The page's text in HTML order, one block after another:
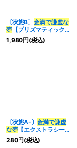
〔状態B〕 金満で謙虚な
壺【プリズマティックシ
ークレット】{BLVO-
JP065}《魔法》
1,980円(税込)
〔状態A-〕 金満で謙虚
な壺【エクストラシーク
レット】{RC04-
JP067}《魔法》
280円(税込)